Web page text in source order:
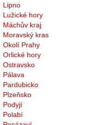
Lipno
Lužické hory
Máchův kraj
Moravský kras
Okolí Prahy
Orlické hory
Ostravsko
Pálava
Pardubicko
Plzeňsko
Podyjí
Polabí